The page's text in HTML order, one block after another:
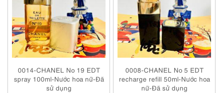
0014-CHANEL No 19 EDT
spray 100ml-Nước hoa nữ-Đã
sử dụng
0008-CHANEL No 5 EDT
recharge refill 50ml-Nước hoa
nữ-Đã sử dụng